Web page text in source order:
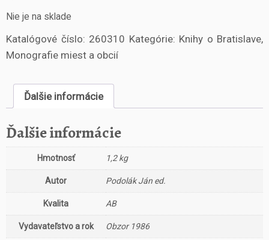
Nie je na sklade
Katalógové číslo: 260310 Kategórie: Knihy o Bratislave,
Monografie miest a obcií
Ďalšie informácie
Ďalšie informácie
Hmotnosť 1,2 kg
Autor Podolák Ján ed.
Kvalita AB
Vydavateľstvo a rok Obzor 1986